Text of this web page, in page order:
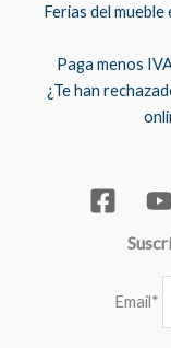
Ferias del
Paga menos
¿Te han
Email*